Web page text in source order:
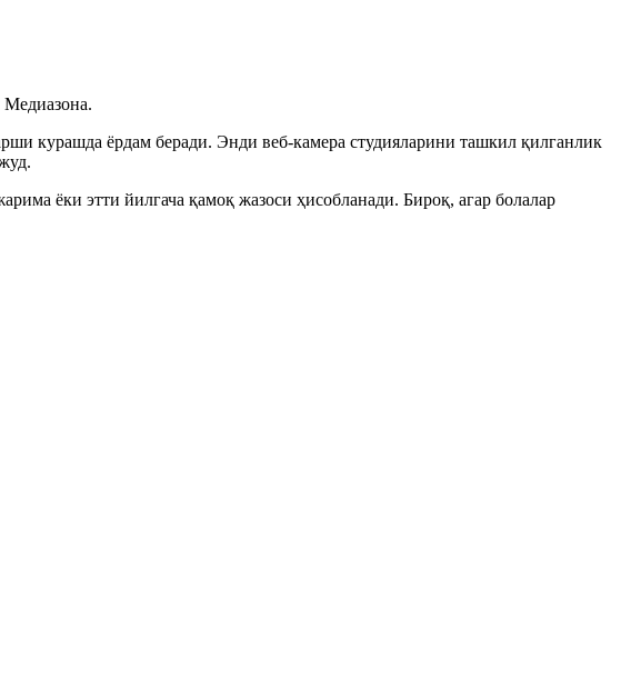
Медиазона.
курашда ёрдам беради. Энди веб-камера студияларини ташкил қилганлик
ёки этти йилгача қамоқ жазоси ҳисобланади. Бироқ, агар болалар